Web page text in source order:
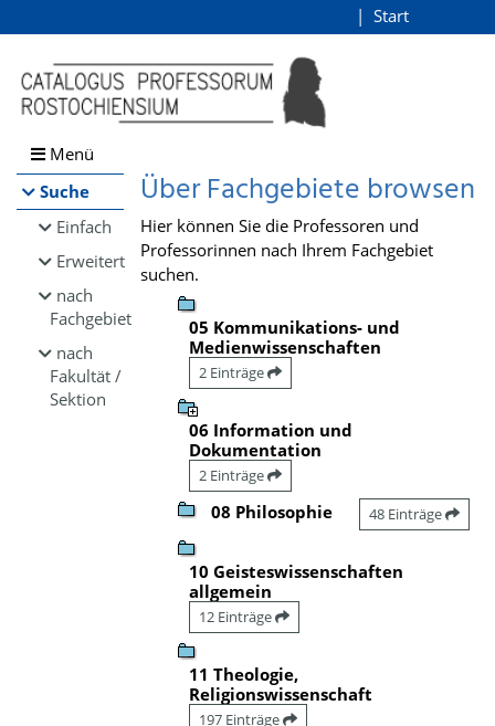
Browsen
direkt zum Inhalt
Start
Menü
Suche
Einfach
Erweitert
nach
Fachgebiet
nach
Fakultät /
Sektion
Über Fachgebiete browsen
Hier können Sie die Professoren und
Professorinnen nach Ihrem Fachgebiet
suchen.
05 Kommunikations- und
Medienwissenschaften
2 Einträge
06 Information und
Dokumentation
2 Einträge
08 Philosophie 48 Einträge
10 Geisteswissenschaften
allgemein
12 Einträge
11 Theologie,
Religionswissenschaft
197 Einträge